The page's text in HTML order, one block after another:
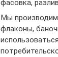
фасовка,
Мы
флаконы,